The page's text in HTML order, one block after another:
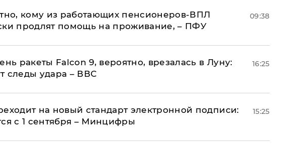
кому из работающих пенсионеров-ВПЛ
продлят помощь на проживание, – ПФУ
09:38
ракеты Falcon 9, вероятно, врезалась в Луну:
следы удара – ВВС
16:25
на новый стандарт электронной подписи:
с 1 сентября – Минцифры
15:25